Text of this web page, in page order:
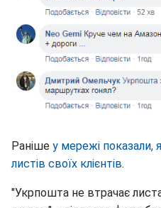
Раніше у мережі показали,
листів своїх клієнтів.
"Укрпошта не втрачає